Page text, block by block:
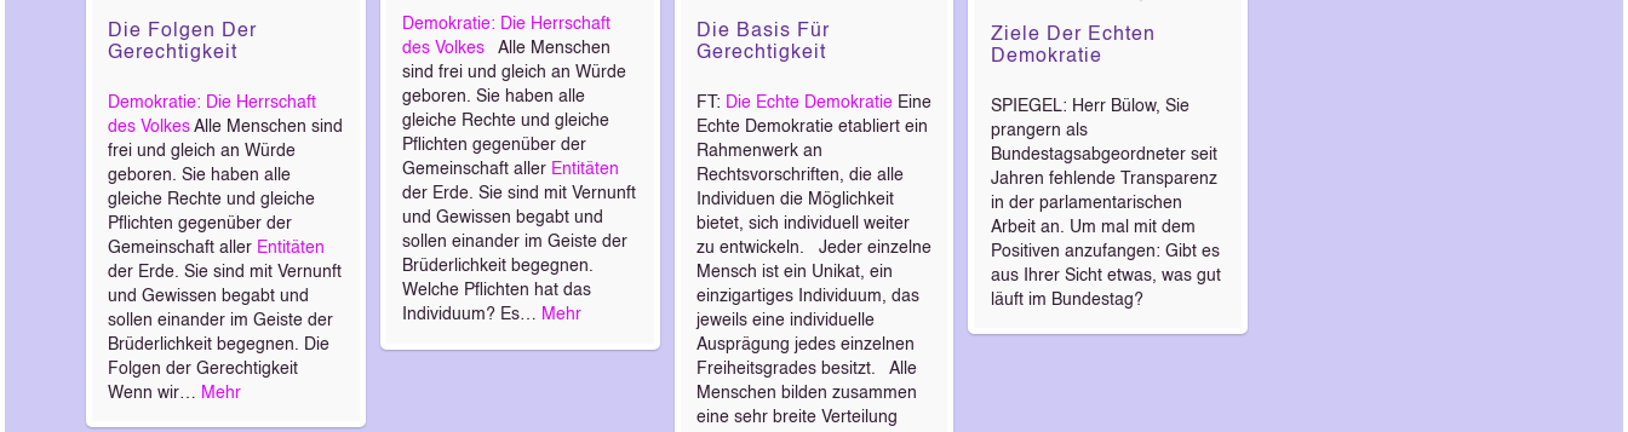
Die Folgen Der
Gerechtigkeit
Demokratie: Die Herrschaft
des Volkes Alle Menschen sind
frei und gleich an Würde
geboren. Sie haben alle
gleiche Rechte und gleiche
Pflichten gegenüber der
Gemeinschaft aller Entitäten
der Erde. Sie sind mit Vernunft
und Gewissen begabt und
sollen einander im Geiste der
Brüderlichkeit begegnen. Die
Folgen der Gerechtigkeit
Wenn wir… Mehr
Demokratie: Die Herrschaft
des VolkesAlle Menschen
sind frei und gleich an Würde
geboren. Sie haben alle
gleiche Rechte und gleiche
Pflichten gegenüber der
Gemeinschaft aller Entitäten
der Erde. Sie sind mit Vernunft
und Gewissen begabt und
sollen einander im Geiste der
Brüderlichkeit begegnen.
Welche Pflichten hat das
Individuum? Es… Mehr
Die Basis Für
Gerechtigkeit
FT: Die Echte DemokratieEine
Echte Demokratie etabliert ein
Rahmenwerk an
Rechtsvorschriften, die alle
Individuen die Möglichkeit
bietet, sich individuell weiter
zu entwickeln. Jeder einzelne
Mensch ist ein Unikat, ein
einzigartiges Individuum, das
jeweils eine individuelle
Ausprägung jedes einzelnen
Freiheitsgrades besitzt. Alle
Menschen bilden zusammen
eine sehr breite Verteilung
Ziele Der Echten
Demokratie
SPIEGEL: Herr Bülow, Sie
prangern als
Bundestagsabgeordneter seit
Jahren fehlende Transparenz
in der parlamentarischen
Arbeit an. Um mal mit dem
Positiven anzufangen: Gibt es
aus Ihrer Sicht etwas, was gut
läuft im Bundestag?